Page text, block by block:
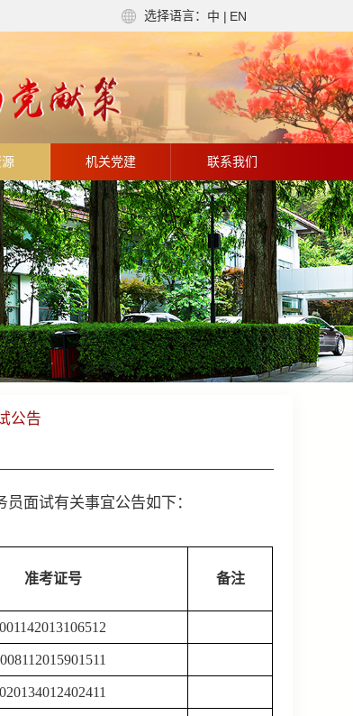
选择语言： 中 | EN
机关党建 联系我们
公告
面试有关事宜公告如下：
准考证号 备注
001142013106512
008112015901511
020134012402411